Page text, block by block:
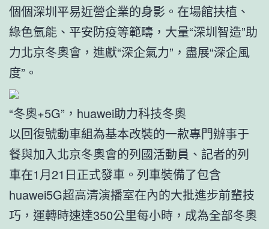
個個深圳平易近營企業的身影。在場館扶植、
綠色氫能、平安防疫等範疇，大量“深圳智造”助
力北京冬奧會，進獻“深企氣力”，盡展“深企風
度”。
“冬奧+5G”，huawei助力科技冬奧
以回復號動車組為基本改裝的一款專門辦事于
餐與加入北京冬奧會的列國活動員、記者的列
車在1月21日正式發車。列車裝備了包含
huawei5G超高清演播室在內的大批進步前輩技
巧，運轉時速達350公里每小時，成為全部冬奧